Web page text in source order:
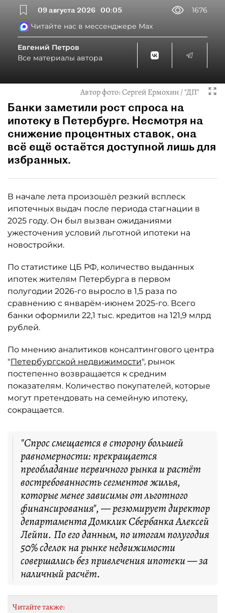
09 августа 2026 00:05
1676
Читайте нас в мессенджере Max
Евгений Петров
Все материалы автора
Автор фото:Сергей Ермохин / "ДП"
Банки заметили рост спроса на
ипотеку в Петербурге. Несмотря на
снижение процентных ставок, она
всё ещё остаётся доступной лишь для
избранных.
В начале лета произошёл резкий всплеск
ипотечных выдач после периода стагнации в
2025 году. Он был вызван ожиданиями
ужесточения условий льготной ипотеки на
новостройки.
По статистике ЦБ РФ, количество выданных
ипотек жителям Петербурга в первом
полугодии 2026-го выросло в 1,5 раза по
сравнению с январём-июнем 2025-го. Всего
банки оформили 22,1 тыс. кредитов на 121,9 млрд
рублей.
По мнению аналитиков консалтингового центра
"Петербургской недвижимости", рынок
постепенно возвращается к средним
показателям. Количество покупателей, которые
могут претендовать на семейную ипотеку,
сокращается.
"Спрос смещается в сторону большей
равномерности: прекращается
преобладание первичного рынка и растёт
востребованность сегментов жилья,
которые менее зависимы от льготного
финансирования", — резюмирует директор
департамента Домклик Сбербанка Алексей
Лейпи. По его данным, по итогам полугодия
50% сделок на рынке недвижимости
совершались без привлечения ипотеки — за
наличный расчёт.
Читайте также: